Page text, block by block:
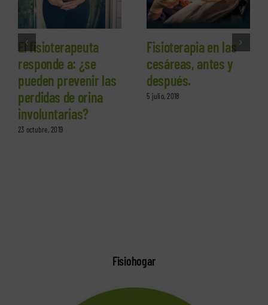
El fisioterapeuta
responde a: ¿se
pueden prevenir las
perdidas de orina
involuntarias?
23 octubre, 2019
Fisioterapia en las
cesáreas, antes y
después.
5 julio, 2018
Fisiohogar